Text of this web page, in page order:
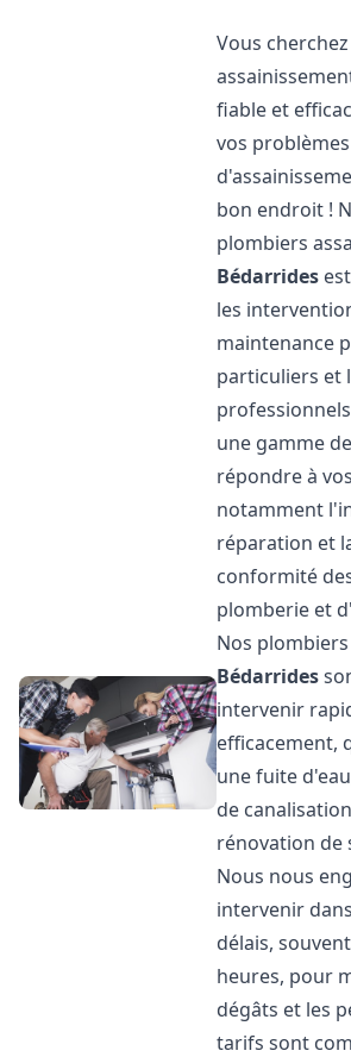
Vous
fiable et
vos
bon endroit !
plombiers
Bédarrides
les
maintenance
particuliers et
une gamme
répondre à
notamment
réparation et
conformité
plomberie et
Nos
Bédarrides
intervenir
efficacement,
une fuite
de
rénovation de
Nous nous
intervenir
délais,
heures, pour
dégâts et les
tarifs sont